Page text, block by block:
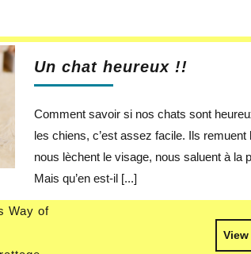
Un chat heureux !!
Comment savoir si nos chats sont heureux ? Avec
les chiens, c’est assez facile. Ils remuent
nous lèchent le visage, nous saluent à la
Mais qu’en est-il [...]
Way of